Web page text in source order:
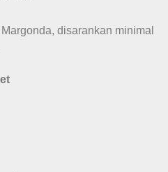
disarankan minimal